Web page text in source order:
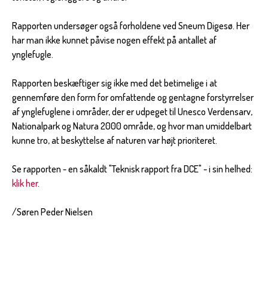
Rapporten undersøger også forholdene ved Sneum Digesø. Her
har man ikke kunnet påvise nogen effekt på antallet af
ynglefugle.
Rapporten beskæftiger sig ikke med det betimelige i at
gennemføre den form for omfattende og gentagne forstyrrelser
af ynglefuglene i områder, der er udpeget til Unesco Verdensarv,
Nationalpark og Natura 2000 område, og hvor man umiddelbart
kunne tro, at beskyttelse af naturen var højt prioriteret.
Se rapporten - en såkaldt "Teknisk rapport fra DCE" - i sin helhed:
klik her.
/Søren Peder Nielsen